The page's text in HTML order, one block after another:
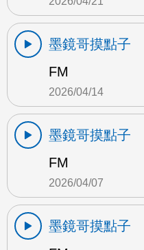
墨鏡哥摸點子
FM
2026/04/14
墨鏡哥摸點子
FM
2026/04/07
墨鏡哥摸點子